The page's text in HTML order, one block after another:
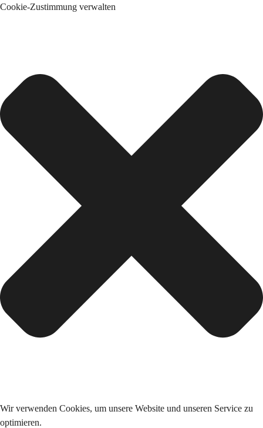
Cookie-Zustimmung verwalten
Wir verwenden Cookies, um unsere Website und unseren Service zu
optimieren.